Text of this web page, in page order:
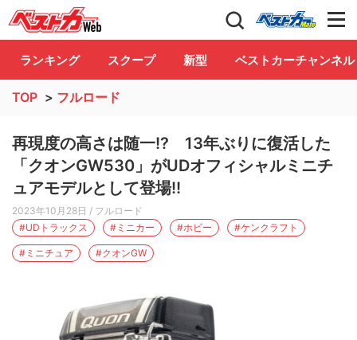
自動車情報誌「ベストカー」 Club
ランキング スクープ 新型 ベストカーチャンネル
TOP > フルロード
再現度の高さは随一!? 13年ぶりに復活した
「クオンGW530」がUDオフィシャルミニチ
ュアモデルとして登場!!
2023年10月28日 / フルロード
#UDトラックス
#ミニカー #ホビー #ケンクラフト
#ミニチュア #クオンGW